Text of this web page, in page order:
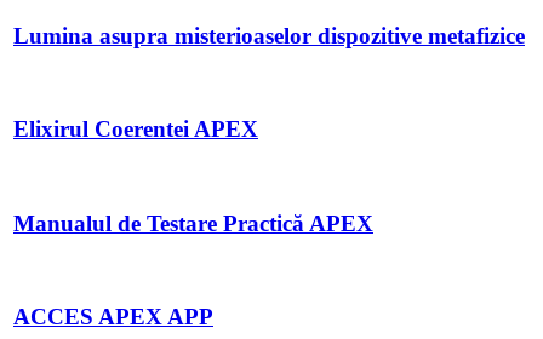
Lumina asupra misterioaselor dispozitive metafizice
Elixirul Coerentei APEX
Manualul de Testare Practică APEX
ACCES APEX APP